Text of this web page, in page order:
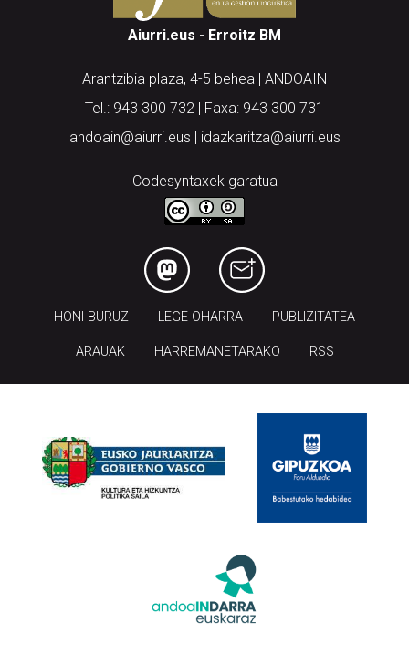
Aiurri.eus - Erroitz BM
Arantzibia plaza, 4-5 behea | ANDOAIN
Tel.: 943 300 732 | Faxa: 943 300 731
andoain@aiurri.eus | idazkaritza@aiurri.eus
Codesyntaxek garatua
HONI BURUZ LEGE OHARRA PUBLIZITATEA
ARAUAK HARREMANETARAKO RSS